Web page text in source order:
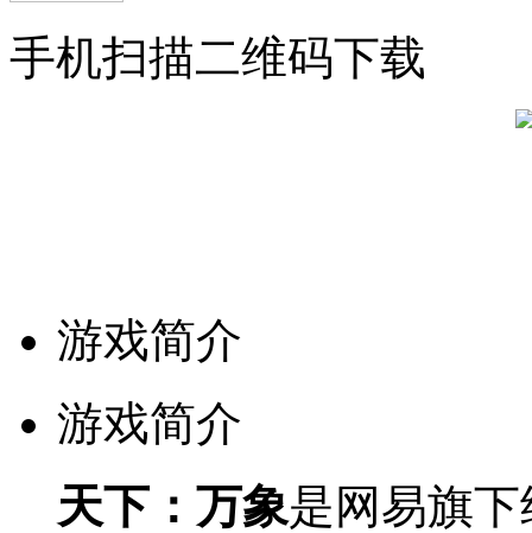
手机扫描二维码下载
游戏简介
游戏简介
天下：万象是网易旗